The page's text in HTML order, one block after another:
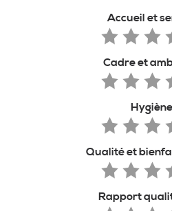
Accueil et
Cadre et
Qualité et
Rapport